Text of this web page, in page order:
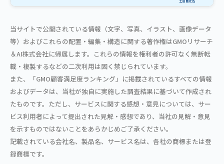
当サイトで公開されている情報（文字、写真、イラスト、画像データ
等）およびこれらの配置・編集・構造に関する著作権はGMOリサーチ
＆AI株式会社に帰属します。これらの情報を権利者の許可なく無断転
載・複製するなどの二次利用は固く禁じられています。
また、「GMO顧客満足度ランキング」に掲載されているすべての情報
およびデータは、当社が独自に実施した調査結果に基づいて作成され
たものです。ただし、サービスに関する感想・意見については、サー
ビス利用者によって提出された見解・感想であり、当社の見解・意見
を示すものではないことをあらかじめご了承ください。
記載されている会社名、製品名、サービス名は、各社の商標または登
録商標です。